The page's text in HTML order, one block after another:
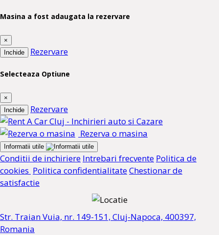
Masina a fost adaugata la rezervare
×
Inchide
Rezervare
Selecteaza Optiune
×
Inchide
Rezervare
Rezerva o masina
Informatii utile
Conditii de inchiriere Intrebari frecvente Politica de
cookies Politica confidentialitateChestionar de
satisfactie
Str. Traian Vuia, nr. 149-151, Cluj-Napoca, 400397,
Romania